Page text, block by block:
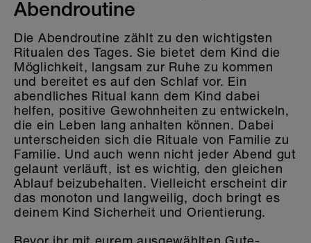
Abendroutine
Die Abendroutine zählt zu den wichtigsten
Ritualen des Tages. Sie bietet dem Kind die
Möglichkeit, langsam zur Ruhe zu kommen
und bereitet es auf den Schlaf vor. Ein
abendliches Ritual kann dem Kind dabei
helfen, positive Gewohnheiten zu entwickeln,
die ein Leben lang anhalten können. Dabei
unterscheiden sich die Rituale von Familie zu
Familie. Und auch wenn nicht jeder Abend gut
gelaunt verläuft, ist es wichtig, den gleichen
Ablauf beizubehalten. Vielleicht erscheint dir
das monoton und langweilig, doch bringt es
deinem Kind Sicherheit und Orientierung.